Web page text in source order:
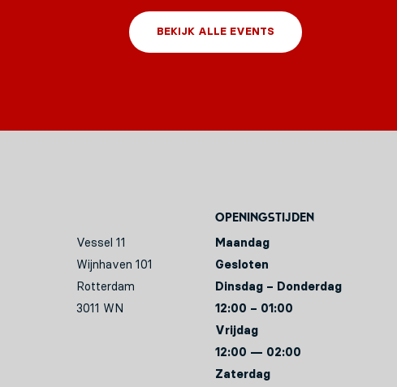
BEKIJK ALLE EVENTS
Vessel 11
Wijnhaven 101
Rotterdam
3011 WN
Openingstijden
Maandag
Gesloten
Dinsdag – Donderdag
12:00 – 01:00
Vrijdag
12:00 — 02:00
Zaterdag